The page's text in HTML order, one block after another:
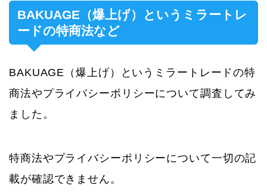
BAKUAGE（爆上げ）というミラートレ
ードの特商法など
BAKUAGE（爆上げ）というミラートレードの特
商法やプライバシーポリシーについて調査してみ
ました。
特商法やプライバシーポリシーについて一切の記
載が確認できません。